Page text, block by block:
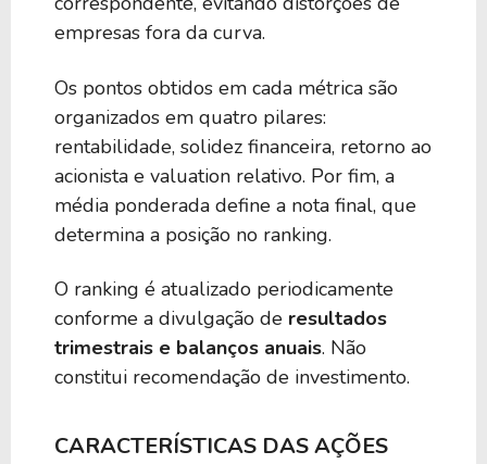
empresas fora da curva.
Os pontos obtidos em cada métrica são
organizados em quatro pilares:
rentabilidade, solidez financeira, retorno ao
acionista e valuation relativo. Por fim, a
média ponderada define a nota final, que
determina a posição no ranking.
O ranking é atualizado periodicamente
conforme a divulgação de resultados
trimestrais e balanços anuais. Não
constitui recomendação de investimento.
CARACTERÍSTICAS DAS AÇÕES